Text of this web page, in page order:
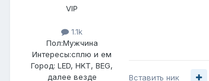
VIP
1.1k
Пол:Мужчина
Интересы:сплю и ем
Город: LED, HKT, BEG,
далее везде
Вставить ник